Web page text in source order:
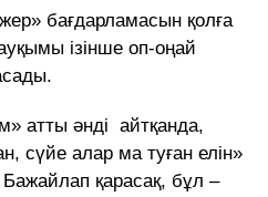
бағдарламасын қолға
ізінше оп-оңай
атты әнді айтқанда,
сүйе алар ма туған елін»
қарасақ, бұл –